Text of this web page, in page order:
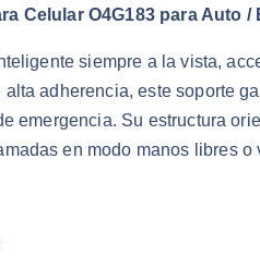
Celular O4G183 para Auto /
siempre a la vista,
adherencia, este soporte
emergencia. Su estructura
en modo manos libres